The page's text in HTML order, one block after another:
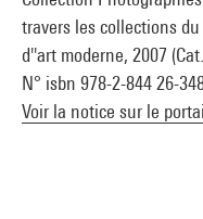
travers les collections
d''art moderne, 2007
N° isbn 978-2-844 26-
Voir la notice sur le